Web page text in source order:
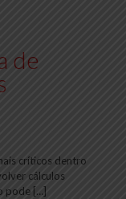
de
críticos dentro
cálculos
pode […]